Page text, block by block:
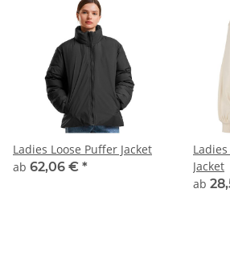
Ladies Loose Puffer Jacket
ab 62,06 € *
Jacket
ab